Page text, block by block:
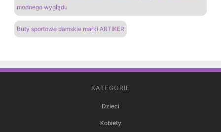
modnego wyglądu
Buty sportowe damskie marki ARTIKER
KATEGORIE
Dzieci
Kobiety